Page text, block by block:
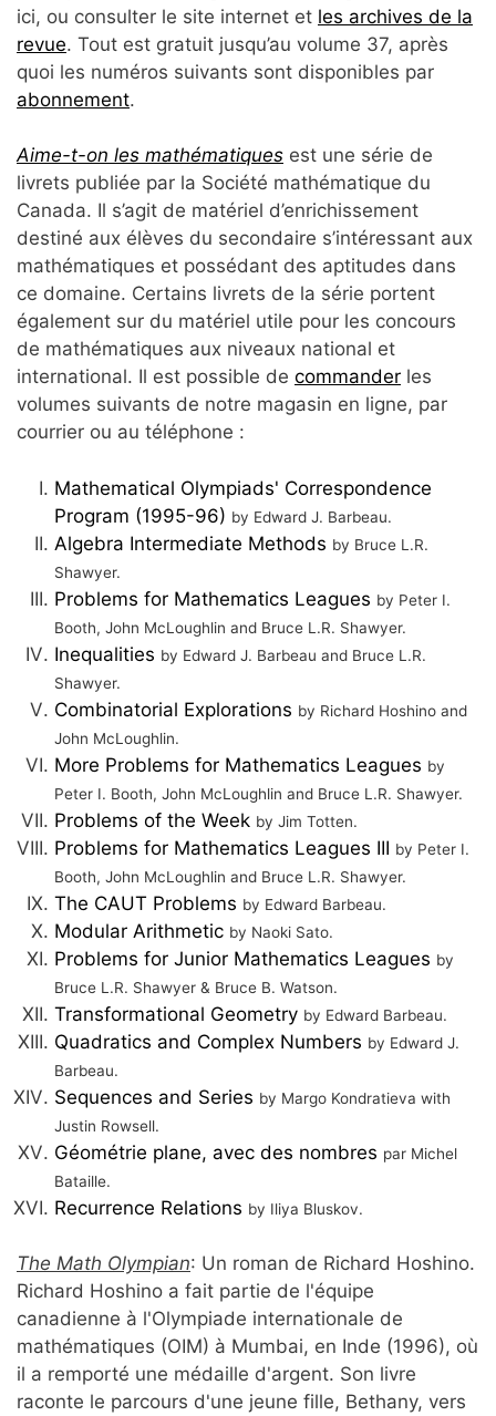
ici, ou consulter le site internet et les archives de la
revue. Tout est gratuit jusqu’au volume 37, après
quoi les numéros suivants sont disponibles par
abonnement.
Aime-t-on les mathématiques est une série de
livrets publiée par la Société mathématique du
Canada. Il s’agit de matériel d’enrichissement
destiné aux élèves du secondaire s’intéressant aux
mathématiques et possédant des aptitudes dans
ce domaine. Certains livrets de la série portent
également sur du matériel utile pour les concours
de mathématiques aux niveaux national et
international. Il est possible de commander les
volumes suivants de notre magasin en ligne, par
courrier ou au téléphone :
Mathematical Olympiads' Correspondence
Program (1995-96) by Edward J. Barbeau.
Algebra Intermediate Methods by Bruce L.R.
Shawyer.
Problems for Mathematics Leagues by Peter I.
Booth, John McLoughlin and Bruce L.R. Shawyer.
Inequalities by Edward J. Barbeau and Bruce L.R.
Shawyer.
Combinatorial Explorations by Richard Hoshino and
John McLoughlin.
More Problems for Mathematics Leagues by
Peter I. Booth, John McLoughlin and Bruce L.R. Shawyer.
Problems of the Week by Jim Totten.
Problems for Mathematics Leagues III by Peter I.
Booth, John McLoughlin and Bruce L.R. Shawyer.
The CAUT Problems by Edward Barbeau.
Modular Arithmetic by Naoki Sato.
Problems for Junior Mathematics Leagues by
Bruce L.R. Shawyer & Bruce B. Watson.
Transformational Geometry by Edward Barbeau.
Quadratics and Complex Numbers by Edward J.
Barbeau.
Sequences and Series by Margo Kondratieva with
Justin Rowsell.
Géométrie plane, avec des nombres par Michel
Bataille.
Recurrence Relations by Iliya Bluskov.
The Math Olympian: Un roman de Richard Hoshino.
Richard Hoshino a fait partie de l'équipe
canadienne à l'Olympiade internationale de
mathématiques (OIM) à Mumbai, en Inde (1996), où
il a remporté une médaille d'argent. Son livre
raconte le parcours d'une jeune fille, Bethany, vers